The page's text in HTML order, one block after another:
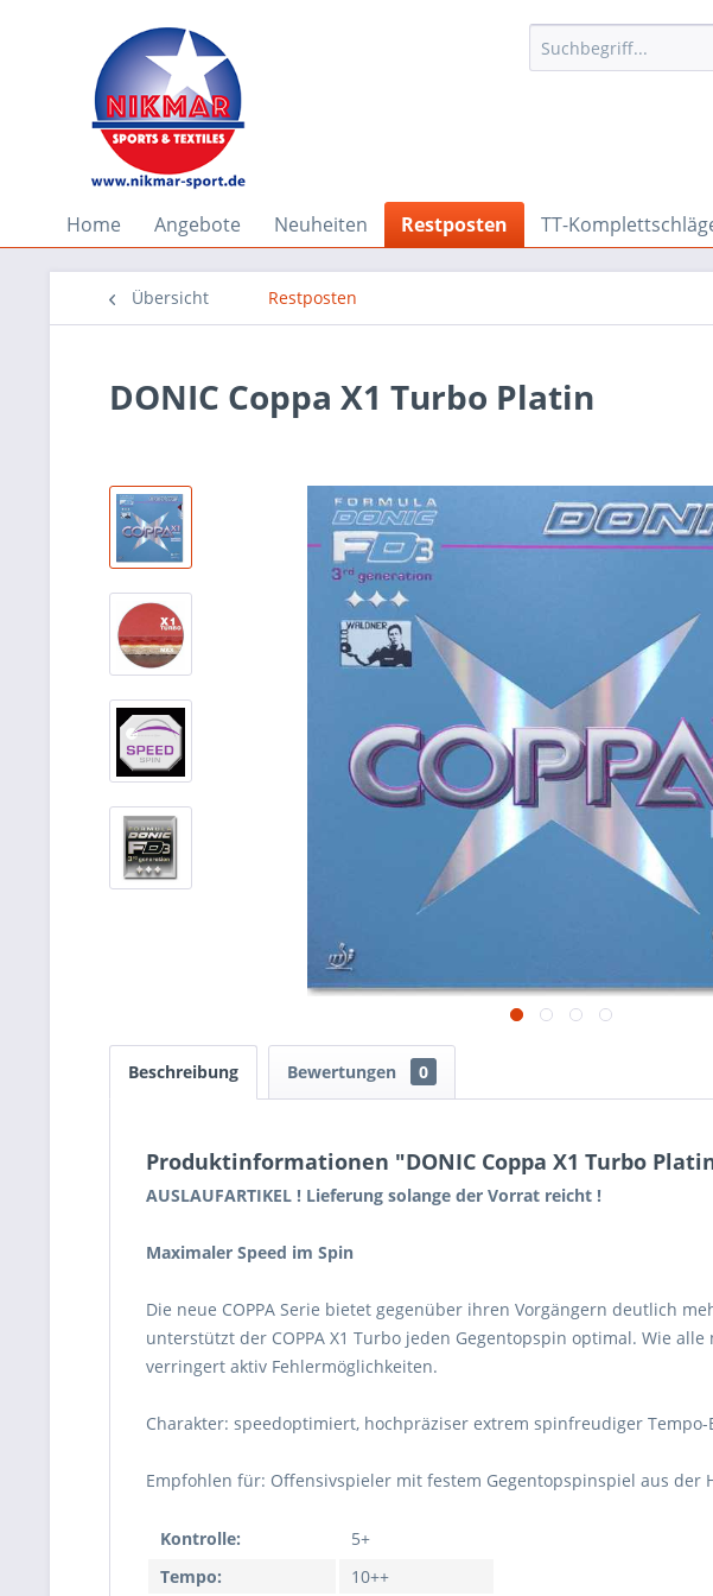
Home Angebote Neuheiten Restposten TT-
Übersicht Restposten
DONIC Coppa X1 Turbo Platin
Beschreibung Bewertungen 0
Produktinformationen "DONIC Coppa X1 Turbo
AUSLAUFARTIKEL ! Lieferung solange der Vorrat reicht !
Maximaler Speed im Spin
Die neue COPPA Serie bietet gegenüber ihren Vorgängern deutlich
unterstützt der COPPA X1 Turbo jeden Gegentopspin optimal. Wie
verringert aktiv Fehlermöglichkeiten.
Charakter: speedoptimiert, hochpräziser extrem spinfreudiger Tempo-
Empfohlen für: Offensivspieler mit festem Gegentopspinspiel aus der
Kontrolle:
5+
Tempo:
10++